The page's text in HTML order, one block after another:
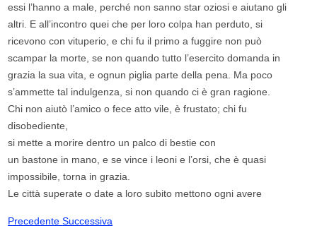
essi l’hanno a male, perché non sanno star oziosi e aiutano gli
altri. E all’incontro quei che per loro colpa han perduto, si
ricevono con vituperio, e chi fu il primo a fuggire non può
scampar la morte, se non quando tutto l’esercito domanda in
grazia la sua vita, e ognun piglia parte della pena. Ma poco
s’ammette tal indulgenza, si non quando ci è gran ragione.
Chi non aiutò l’amico o fece atto vile, è frustato; chi fu
disobediente,
si mette a morire dentro un palco di bestie con
un bastone in mano, e se vince i leoni e l’orsi, che è quasi
impossibile, torna in grazia.
Le città superate o date a loro subito mettono ogni avere
PrecedenteSuccessiva